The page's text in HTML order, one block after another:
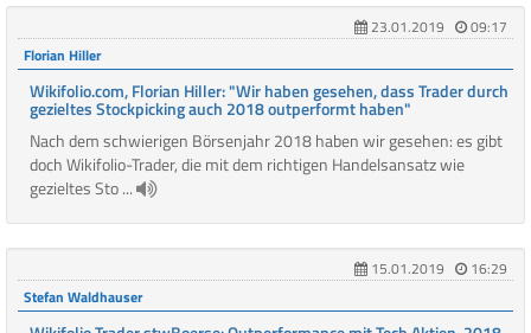
23.01.2019
09:17
Florian Hiller
Wikifolio.com, Florian Hiller: "Wir haben gesehen, dass Trader durch
gezieltes Stockpicking auch 2018 outperformt haben"
Nach dem schwierigen Börsenjahr 2018 haben wir gesehen: es gibt
doch Wikifolio-Trader, die mit dem richtigen Handelsansatz wie
gezieltes Sto ...
15.01.2019
16:29
Stefan Waldhauser